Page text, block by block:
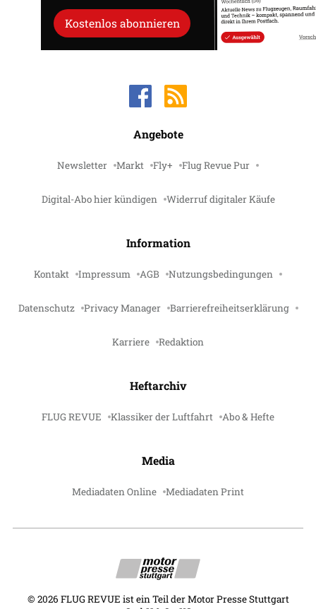
Kostenlos abonnieren
Angebote
Newsletter Markt Fly+ Flug Revue Pur
Digital-Abo hier kündigen Widerruf digitaler Käufe
Information
Kontakt Impressum AGB Nutzungsbedingungen
Datenschutz Privacy Manager Barrierefreiheitserklärung
Karriere Redaktion
Heftarchiv
FLUG REVUE Klassiker der Luftfahrt Abo & Hefte
Media
Mediadaten Online Mediadaten Print
© 2026 FLUG REVUE ist ein Teil der Motor Presse Stuttgart